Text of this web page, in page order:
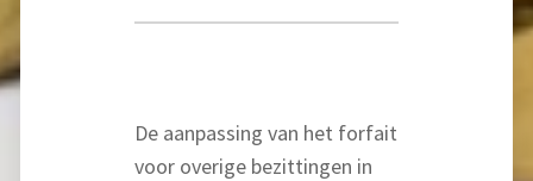
De aanpassing van het forfait
voor overige bezittingen in